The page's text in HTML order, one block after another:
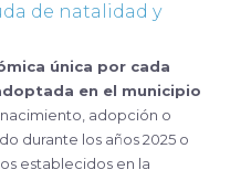
de natalidad y
única por cada
en el municipio
adopción o
durante los años 2025 o
establecidos en la